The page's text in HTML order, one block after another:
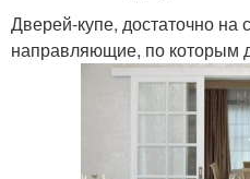
Дверей-купе, достаточно на
направляющие, по которым